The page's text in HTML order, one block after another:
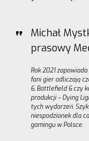
Michał
prasowy
Rok 2021
fani gier odliczają
6, Battlefield 6 czy
produkcji – Dying
tych wydarzeń.
niespodzianek dla
gamingu w Polsce.